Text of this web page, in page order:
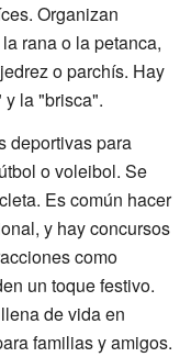
Organizan
rana o la petanca,
o parchís. Hay
y la "brisca".
deportivas para
o voleibol. Se
Es común hacer
y hay concursos
como
un toque festivo.
de vida en
familias y amigos.